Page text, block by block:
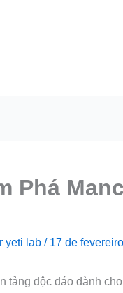
Phá
yeti lab / 17 de
tảng độc đáo dành